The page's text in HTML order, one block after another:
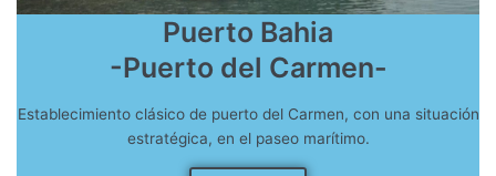
Puerto Bahia
-Puerto del Carmen-
Establecimiento clásico de puerto del Carmen, con una situación
estratégica, en el paseo marítimo.